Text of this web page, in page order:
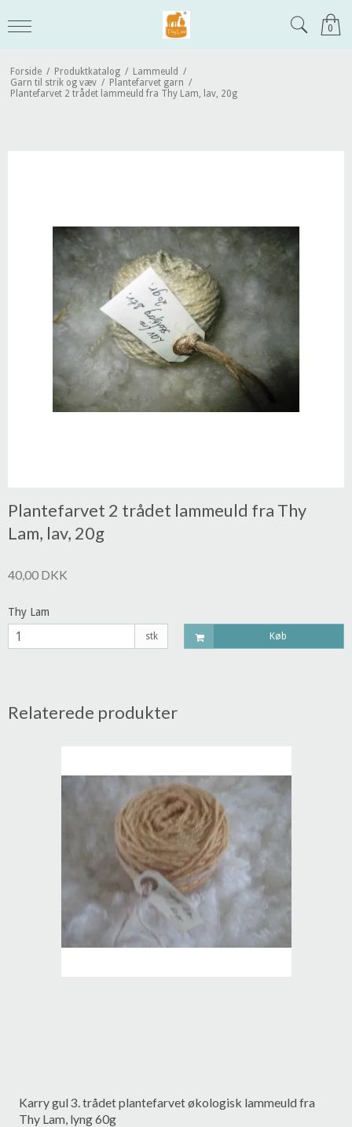
0
Forside / Produktkatalog / Lammeuld /
Garn til strik og væv / Plantefarvet garn /
Plantefarvet 2 trådet lammeuld fra Thy Lam, lav, 20g
Plantefarvet 2 trådet lammeuld fra Thy
Lam, lav, 20g
40,00 DKK
Thy Lam
stk Køb
Relaterede produkter
Karry gul 3. trådet plantefarvet økologisk lammeuld fra
Thy Lam, lyng 60g